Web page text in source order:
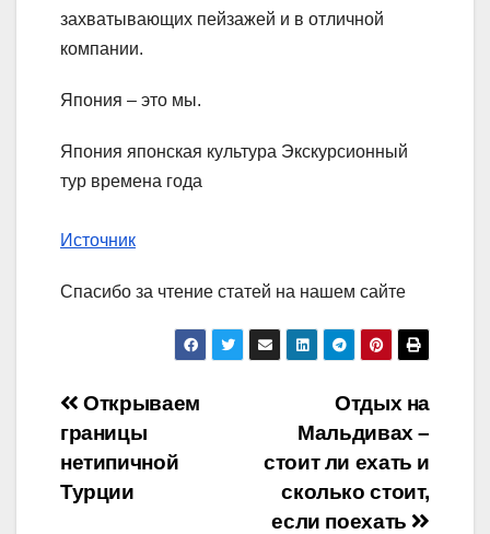
захватывающих пейзажей и в отличной
компании.
Япония – это мы.
Япония японская культура Экскурсионный
тур времена года
Источник
Спасибо за чтение статей на нашем сайте
Навигация
по
записям
Отдых на
Мальдивах –
стоит ли ехать и
сколько стоит,
если поехать
Открываем
границы
нетипичной
Турции